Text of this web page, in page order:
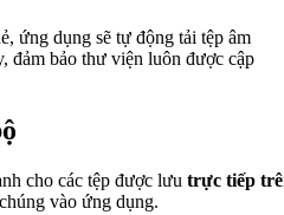
ứng dụng sẽ tự động tải tệp âm
đảm bảo thư viện luôn được cập
cho các tệp được lưu trực tiếp
vào ứng dụng.